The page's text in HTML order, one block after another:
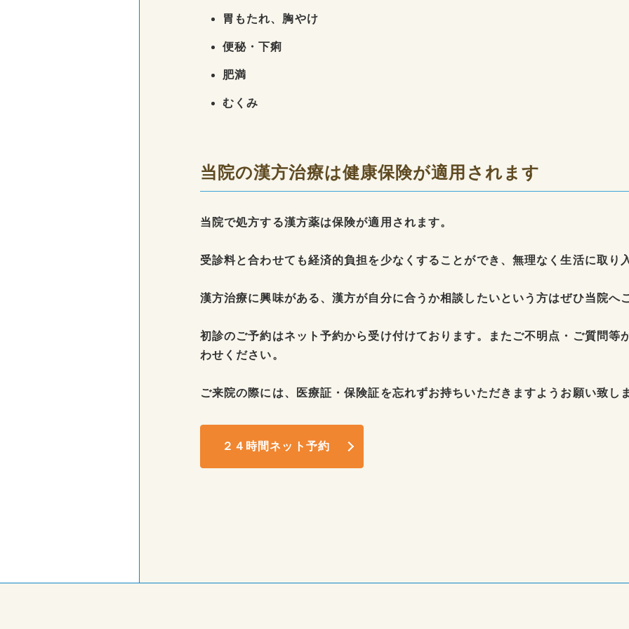
胃もたれ、胸やけ
便秘・下痢
肥満
むくみ
当院の漢方治療は健康保険が適用されます
当院で処方する漢方薬は保険が適用されます。
受診料と合わせても経済的負担を少なくすることができ、無理なく生活に取り
漢方治療に興味がある、漢方が自分に合うか相談したいという方はぜひ当院へ
初診のご予約はネット予約から受け付けております。またご不明点・ご質問等
わせください。
ご来院の際には、医療証・保険証を忘れずお持ちいただきますようお願い致し
２４時間ネット予約